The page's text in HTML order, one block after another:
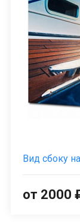
Вид сбоку
от 2000